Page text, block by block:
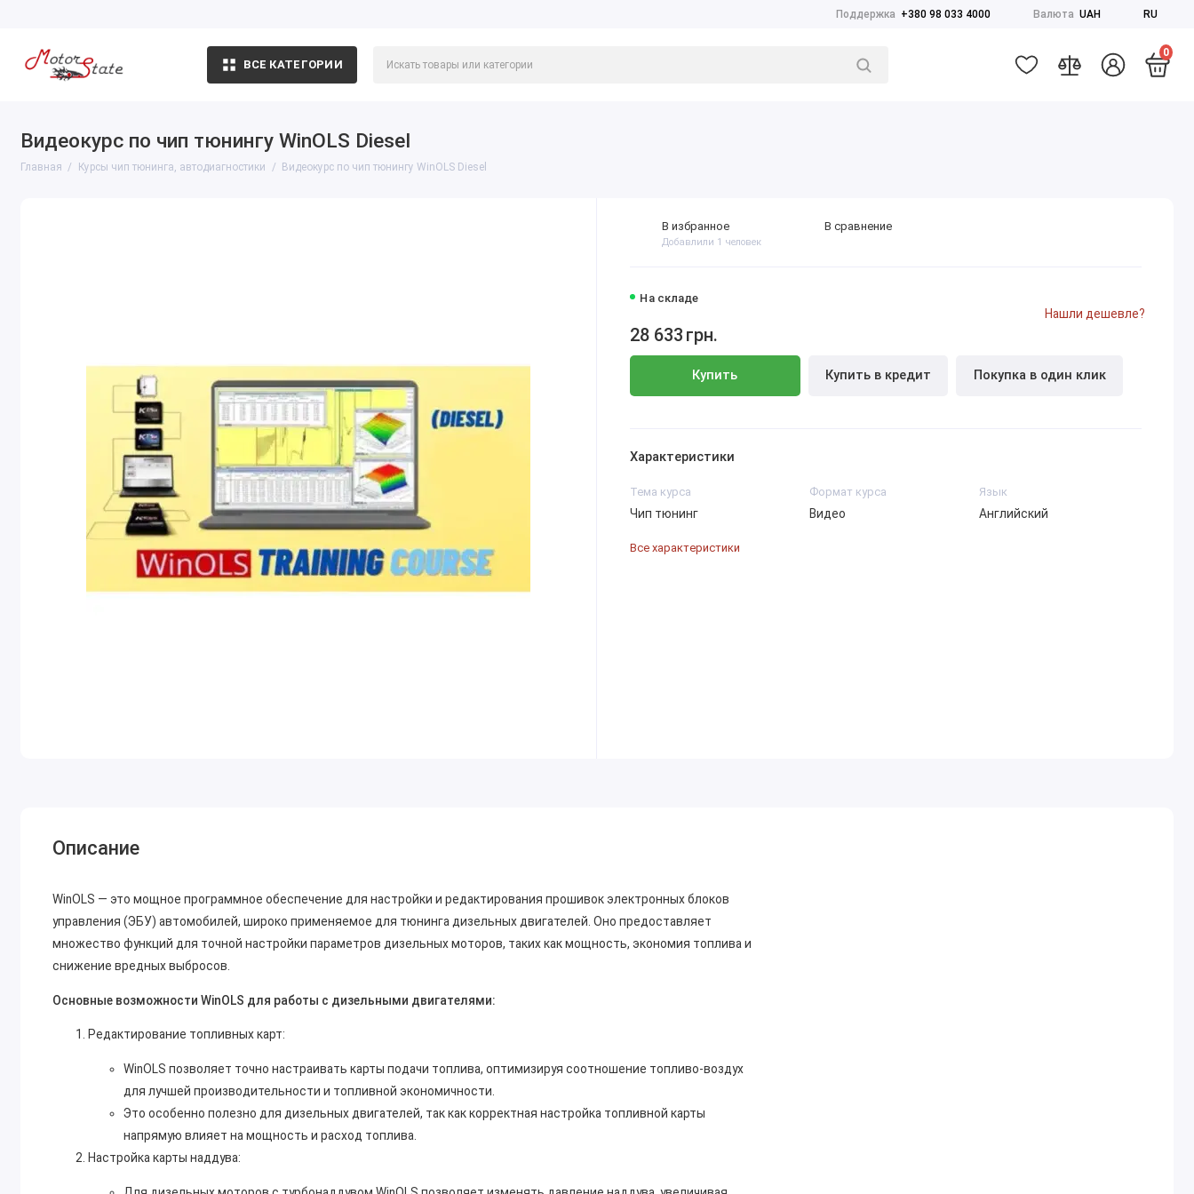
Поддержка +380 98 033 4000 Валюта UAH RU
ВСЕ КАТЕГОРИИ
0
Видеокурс по чип тюнингу WinOLS Diesel
Главная Курсы чип тюнинга, автодиагностики Видеокурс по чип тюнингу WinOLS Diesel
На складе
28 633 грн.
Купить Купить в кредит Покупка в один клик
Нашли дешевле?
В избранное
Добавлили 1 человек
В сравнение
Характеристики
Тема курса
Чип тюнинг
Формат курса
Видео
Язык
Английский
Все характеристики
Описание
WinOLS — это мощное программное обеспечение для настройки и редактирования прошивок электронных блоков
управления (ЭБУ) автомобилей, широко применяемое для тюнинга дизельных двигателей. Оно предоставляет
множество функций для точной настройки параметров дизельных моторов, таких как мощность, экономия топлива и
снижение вредных выбросов.
Основные возможности WinOLS для работы с дизельными двигателями:
Редактирование топливных карт:
WinOLS позволяет точно настраивать карты подачи топлива, оптимизируя соотношение топливо-воздух
для лучшей производительности и топливной экономичности.
Это особенно полезно для дизельных двигателей, так как корректная настройка топливной карты
напрямую влияет на мощность и расход топлива.
Настройка карты наддува: